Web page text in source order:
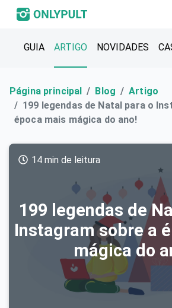
GUIA ARTIGO NOVIDADES
Página principal Blog
Artigo
199 legendas de Natal para o
época mais mágica do ano!
199 legendas de
Instagram sobre a
mágica do
14 min de leitura